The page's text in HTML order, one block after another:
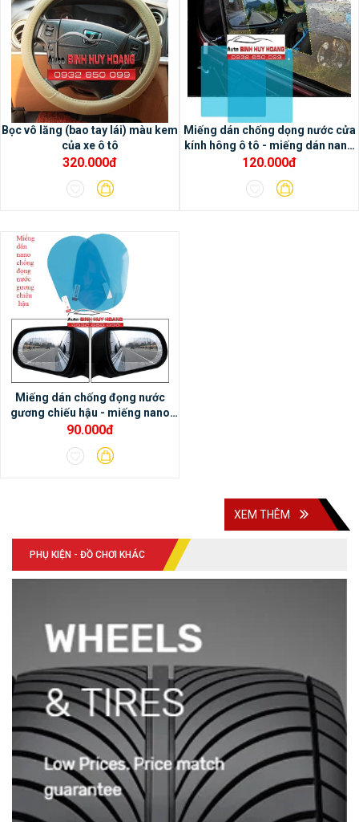
- Chức năng dẫn đường và tích hợp bản đồ
online Google map và có thể sử dụng bản
đồ offline Navitel
- Hiệu chỉnh âm thanh chuyên nghiệp với
chip DSP tích hợp trong màn hình Oled
DVD Android Oled Pro X3 có thể tích hợp
với cảm biến áp suất lốp, cảnh báo điểm
Bọc vô lăng (bao tay lái) màu kem
của xe ô tô
320.000đ
Miếng dán chống dọng nước cửa
kính hông ô tô - miếng dán nano
ô tô
120.000đ
Miếng dán chống đọng nước
gương chiếu hậu - miếng nano
dán gương chiếu hậu xe ô tô
90.000đ
XEM THÊM
PHỤ KIỆN - ĐỒ CHƠI KHÁC